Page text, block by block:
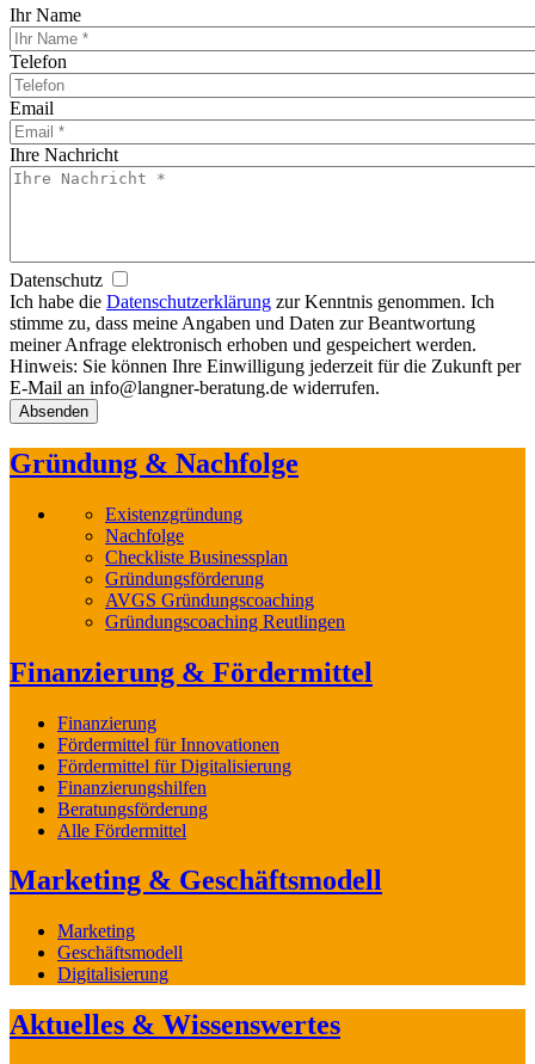
Ihr Name
Telefon
Email
Ihre Nachricht
Datenschutz
Ich habe die Datenschutzerklärung zur Kenntnis genommen. Ich
stimme zu, dass meine Angaben und Daten zur Beantwortung
meiner Anfrage elektronisch erhoben und gespeichert werden.
Hinweis: Sie können Ihre Einwilligung jederzeit für die Zukunft per
E-Mail an info@langner-beratung.de widerrufen.
Gründung & Nachfolge
Existenzgründung
Nachfolge
Checkliste Businessplan
Gründungsförderung
AVGS Gründungscoaching
Gründungscoaching Reutlingen
Finanzierung & Fördermittel
Finanzierung
Fördermittel für Innovationen
Fördermittel für Digitalisierung
Finanzierungshilfen
Beratungsförderung
Alle Fördermittel
Marketing & Geschäftsmodell
Marketing
Geschäftsmodell
Digitalisierung
Aktuelles & Wissenswertes